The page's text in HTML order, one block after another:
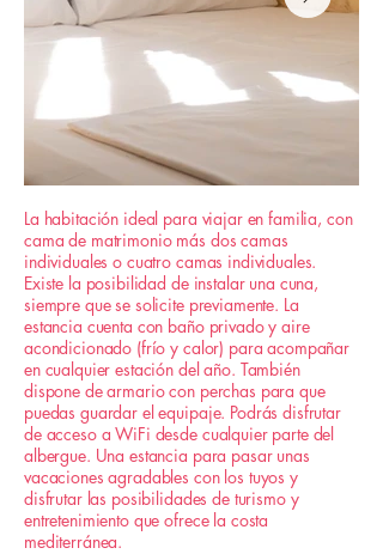
La habitación ideal para viajar en familia, con
cama de matrimonio más dos camas
individuales o cuatro camas individuales.
Existe la posibilidad de instalar una cuna,
siempre que se solicite previamente. La
estancia cuenta con baño privado y aire
acondicionado (frío y calor) para acompañar
en cualquier estación del año. También
dispone de armario con perchas para que
puedas guardar el equipaje. Podrás disfrutar
de acceso a WiFi desde cualquier parte del
albergue. Una estancia para pasar unas
vacaciones agradables con los tuyos y
disfrutar las posibilidades de turismo y
entretenimiento que ofrece la costa
mediterránea.